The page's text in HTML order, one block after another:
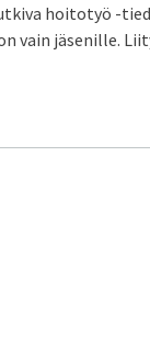
hoitotyö -
vain jäsenille.